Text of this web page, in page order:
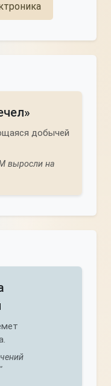
добычей
выросли на